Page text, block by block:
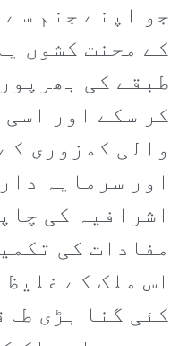
جو اپنے جنم
کے محنت کشوں
طبقے کی
کر سکے اور
والی کمزوری
اور سرمایہ
اشرافیہ کی
مفادات کی
اس ملک کے
کئی گنا بڑی